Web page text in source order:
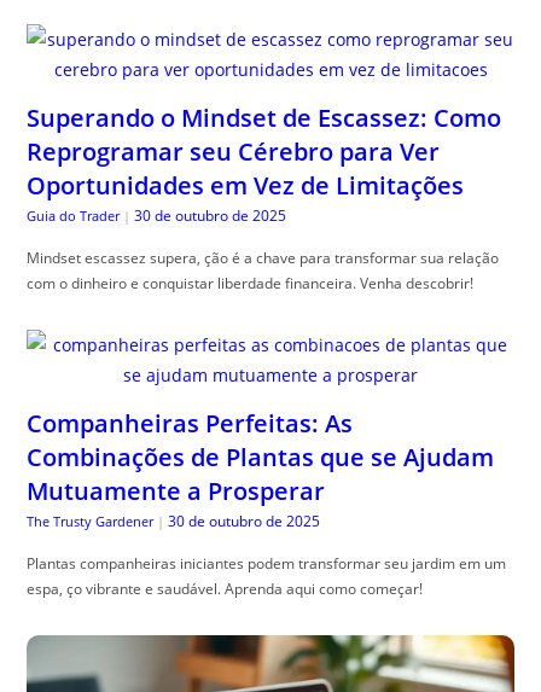
Superando o Mindset de Escassez: Como
Reprogramar seu Cérebro para Ver
Oportunidades em Vez de Limitações
Guia do Trader | 30 de outubro de 2025
Mindset escassez supera, ção é a chave para transformar sua relação
com o dinheiro e conquistar liberdade financeira. Venha descobrir!
Companheiras Perfeitas: As
Combinações de Plantas que se Ajudam
Mutuamente a Prosperar
The Trusty Gardener | 30 de outubro de 2025
Plantas companheiras iniciantes podem transformar seu jardim em um
espa, ço vibrante e saudável. Aprenda aqui como começar!